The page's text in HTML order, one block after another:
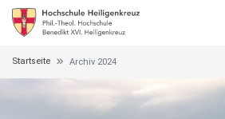
Startseite Archiv 2024